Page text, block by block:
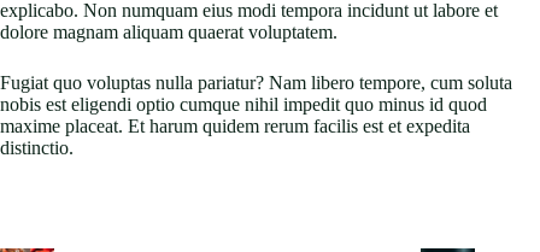
explicabo. Non numquam eius modi tempora incidunt ut labore et
dolore magnam aliquam quaerat voluptatem.
Fugiat quo voluptas nulla pariatur? Nam libero tempore, cum soluta
nobis est eligendi optio cumque nihil impedit quo minus id quod
maxime placeat. Et harum quidem rerum facilis est et expedita
distinctio.